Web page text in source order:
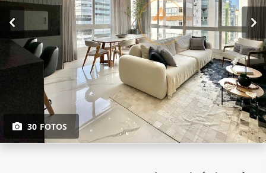
30 FOTOS